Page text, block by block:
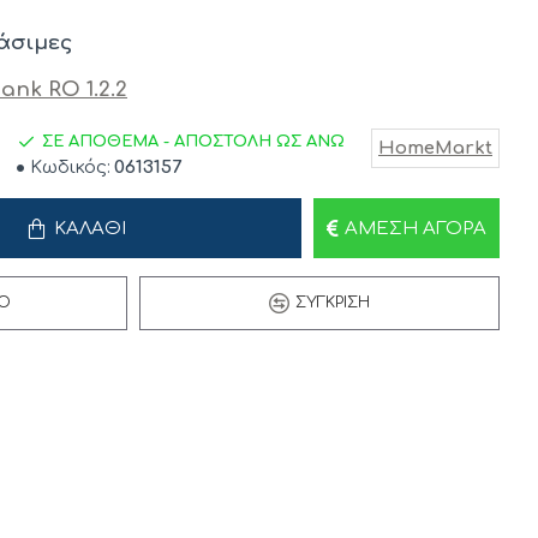
ΣΕ ΑΠΟΘΕΜΑ - ΑΠΟΣΤΟΛΗ ΩΣ ΑΝΩ
Κωδικός: 0613157
HomeMarkt
ΚΑΛΆΘΙ ΆΜΕΣΗ ΑΓΟΡΆ
ΣΎΓΚΡΙΣΗ